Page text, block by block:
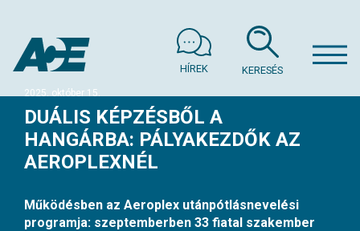
KERESÉS
HÍREK
2025. október 15.
DUÁLIS KÉPZÉSBŐL A
HANGÁRBA: PÁLYAKEZDŐK AZ
AEROPLEXNÉL
Működésben az Aeroplex utánpótlásnevelési
programja: szeptemberben 33 fiatal szakember